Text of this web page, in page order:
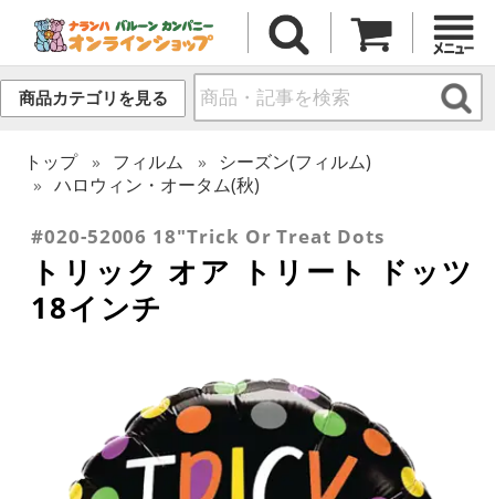
商品カテゴリを見る
トップ フィルム
シーズン(フィルム)
ハロウィン・オータム(秋)
#020-52006 18"Trick Or Treat Dots
トリック オア トリート ドッツ
18インチ